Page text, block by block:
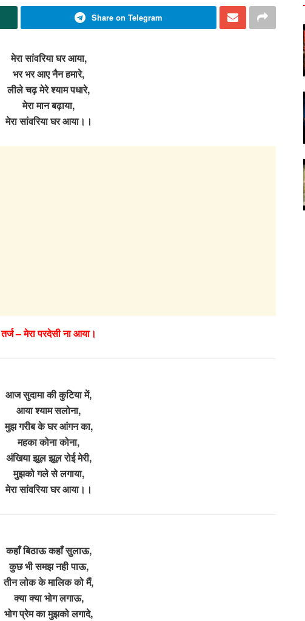
Share on Telegram
मेरा सांवरिया घर आया,
भर भर आए नैन हमारे,
लीले चढ़ मेरे श्याम पधारे,
मेरा मान बढ़ाया,
मेरा सांवरिया घर आया।।
तर्ज – मेरा परदेसी ना आया।
आज सुदामा की कुटिया में,
आया श्याम सलोना,
मुझ गरीब के घर आंगन का,
महका कोना कोना,
अंखिया झूल झूल रोई मेरी,
मुझको गले से लगाया,
मेरा सांवरिया घर आया।।
कहाँ बिठाऊ कहाँ सुलाऊ,
कुछ भी समझ नही पाऊ,
तीन लोक के मालिक को मैं,
क्या क्या भोग लगाऊ,
भोग प्रेम का मुझको लगादे,